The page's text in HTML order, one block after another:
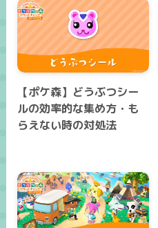
【ポケ森】どうぶつシー
ルの効率的な集め方・も
らえない時の対処法